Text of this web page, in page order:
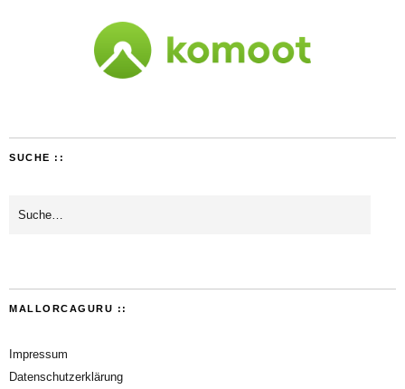
SUCHE ::
MALLORCAGURU ::
Impressum
Datenschutzerklärung